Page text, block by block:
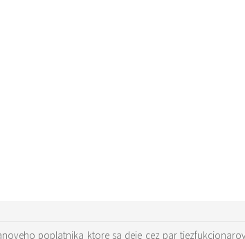
poplatnika ktore sa deje cez par